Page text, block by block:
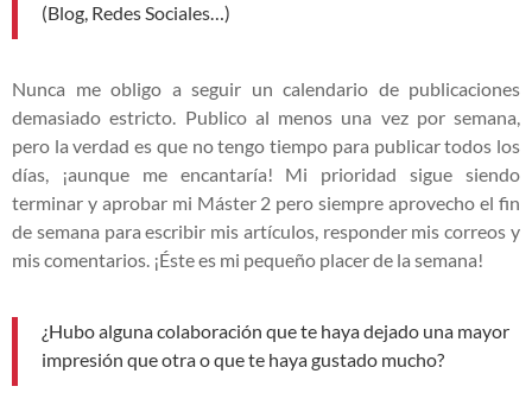
(Blog, Redes Sociales…)
Nunca me obligo a seguir un calendario de publicaciones
demasiado estricto. Publico al menos una vez por semana,
pero la verdad es que no tengo tiempo para publicar todos los
días, ¡aunque me encantaría! Mi prioridad sigue siendo
terminar y aprobar mi Máster 2 pero siempre aprovecho el fin
de semana para escribir mis artículos, responder mis correos y
mis comentarios. ¡Éste es mi pequeño placer de la semana!
¿Hubo alguna colaboración que te haya dejado una mayor
impresión que otra o que te haya gustado mucho?